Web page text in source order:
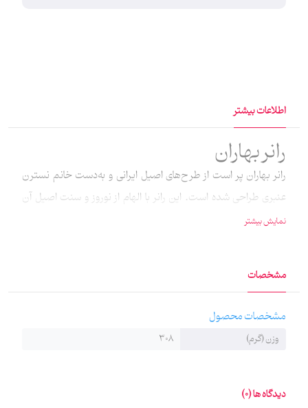
اطلاعات بیشتر
رانر بهاران
رانر بهاران پر است از طرح‌های اصیل ایرانی و به‌دست خانم نسترن
عنبری طراحی شده است. این رانر با الهام از نوروز و سنت اصیل آن
طراحی شده و طرح و نقشش به شیوۀ چاپ سابلیمیشن روی پارچۀ
نمایش بیشتر
مشخصات
مشخصات محصول
وزن (گرم) 308
دیدگاه ها (0)